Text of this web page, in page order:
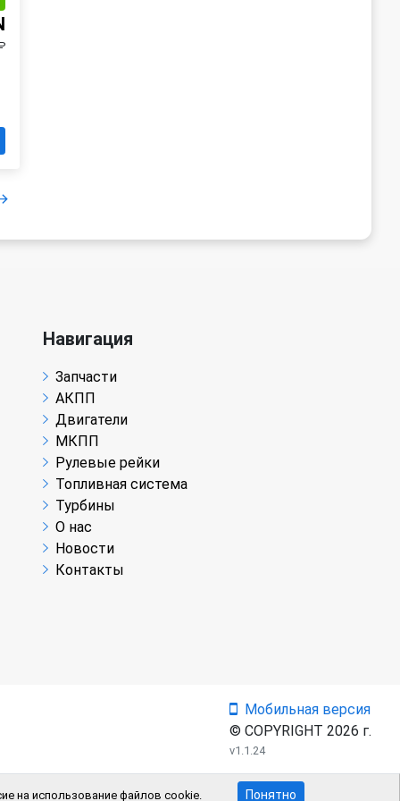
Навигация
Запчасти
АКПП
Двигатели
МКПП
Рулевые рейки
Топливная система
Турбины
О нас
Новости
Контакты
Мобильная версия
© COPYRIGHT 2026 г.
v1.1.24
на использование файлов cookie. Понятно